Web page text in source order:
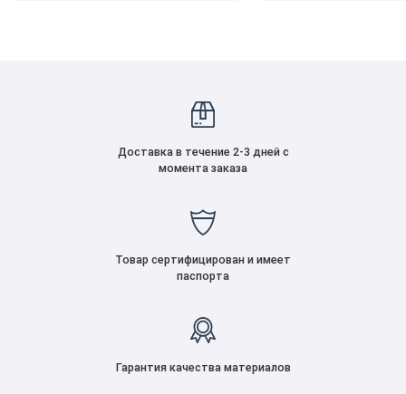
Доставка в течение 2-3 дней с
момента заказа
Товар сертифицирован и имеет
паспорта
Гарантия качества материалов